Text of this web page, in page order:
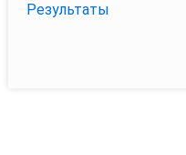
Результаты